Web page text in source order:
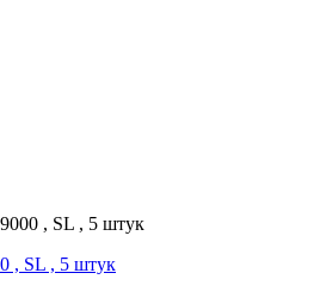
, SL , 5 штук